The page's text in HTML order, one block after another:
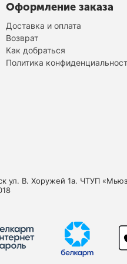
Оформление заказа
Доставка и оплата
Возврат
Как добраться
Политика
ул. В. Хоружей 1а. ЧТУП